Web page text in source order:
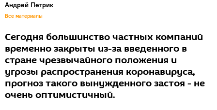
Андрей Петрик
Все материалы
Сегодня большинство частных компаний
временно закрыты из-за введенного в
стране чрезвычайного положения и
угрозы распространения коронавируса,
прогноз такого вынужденного застоя - не
очень оптимистичный.